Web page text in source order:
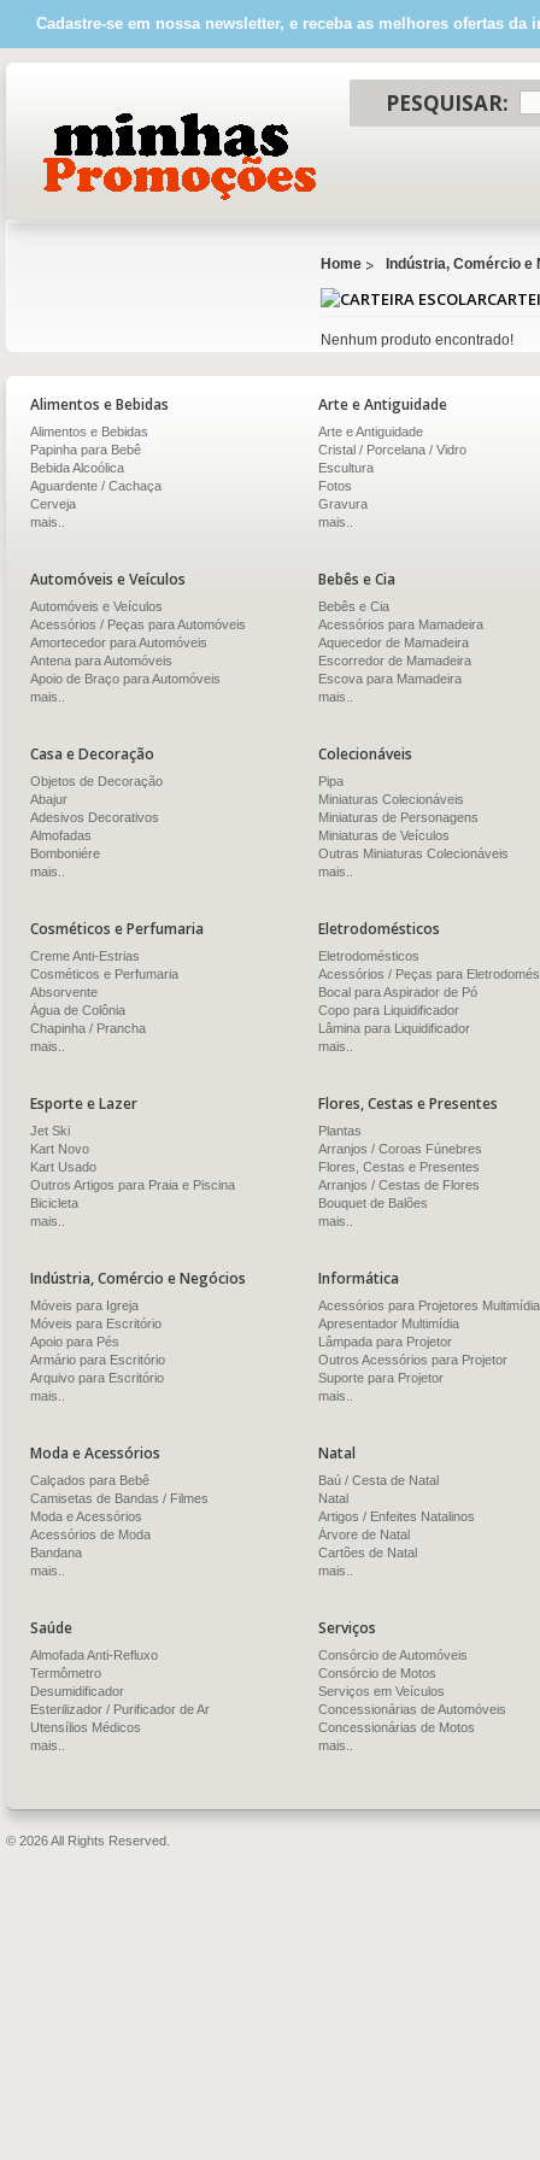
Cadastre-se em nossa newsletter, e receba as melhores ofertas da
PESQUISAR:
Home Indústria, Comércio e
Nenhum produto encontrado!
Alimentos e Bebidas
Alimentos e Bebidas
Papinha para Bebê
Bebida Alcoólica
Aguardente / Cachaça
Cerveja
mais..
Arte e Antiguidade
Arte e Antiguidade
Cristal / Porcelana / Vidro
Escultura
Fotos
Gravura
mais..
Automóveis e Veículos
Automóveis e Veículos
Acessórios / Peças para Automóveis
Amortecedor para Automóveis
Antena para Automóveis
Apoio de Braço para Automóveis
mais..
Bebês e Cia
Bebês e Cia
Acessórios para Mamadeira
Aquecedor de Mamadeira
Escorredor de Mamadeira
Escova para Mamadeira
mais..
Casa e Decoração
Objetos de Decoração
Abajur
Adesivos Decorativos
Almofadas
Bomboniére
mais..
Colecionáveis
Pipa
Miniaturas Colecionáveis
Miniaturas de Personagens
Miniaturas de Veículos
Outras Miniaturas Colecionáveis
mais..
Cosméticos e Perfumaria
Creme Anti-Estrias
Cosméticos e Perfumaria
Absorvente
Água de Colônia
Chapinha / Prancha
mais..
Eletrodomésticos
Eletrodomésticos
Acessórios / Peças para
Bocal para Aspirador de Pó
Copo para Liquidificador
Lâmina para Liquidificador
mais..
Esporte e Lazer
Jet Ski
Kart Novo
Kart Usado
Outros Artigos para Praia e Piscina
Bicicleta
mais..
Flores, Cestas e Presentes
Plantas
Arranjos / Coroas Fúnebres
Flores, Cestas e Presentes
Arranjos / Cestas de Flores
Bouquet de Balões
mais..
Indústria, Comércio e Negócios
Móveis para Igreja
Móveis para Escritório
Apoio para Pés
Armário para Escritório
Arquivo para Escritório
mais..
Informática
Acessórios para Projetores Multimídia
Apresentador Multimídia
Lâmpada para Projetor
Outros Acessórios para Projetor
Suporte para Projetor
mais..
Moda e Acessórios
Calçados para Bebê
Camisetas de Bandas / Filmes
Moda e Acessórios
Acessórios de Moda
Bandana
mais..
Natal
Baú / Cesta de Natal
Natal
Artigos / Enfeites Natalinos
Árvore de Natal
Cartões de Natal
mais..
Saúde
Almofada Anti-Refluxo
Termômetro
Desumidificador
Esterilizador / Purificador de Ar
Utensílios Médicos
mais..
Serviços
Consórcio de Automóveis
Consórcio de Motos
Serviços em Veículos
Concessionárias de Automóveis
Concessionárias de Motos
mais..
© 2026 All Rights Reserved.